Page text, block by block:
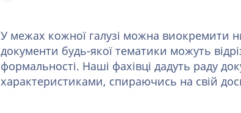
У межах кожної галузі можна виокремити
документи будь-якої тематики можуть
формальності. Наші фахівці дадуть раду
характеристиками, спираючись на свій